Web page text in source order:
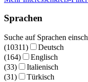
Sprachen
Suche auf Sprachen
(10311)
Deutsch
(164)
Englisch
(33)
Italienisch
(31)
Türkisch